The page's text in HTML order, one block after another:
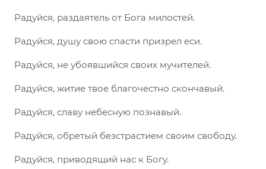
Радуйся, раздаятель от Бога милостей.
Радуйся, душу свою спасти призрел еси.
Радуйся, не убоявшийся своих мучителей.
Радуйся, житие твое благочестно скончавый.
Радуйся, славу небесную познавый.
Радуйся, обретый безстрастием своим свободу.
Радуйся, приводящий нас к Богу.